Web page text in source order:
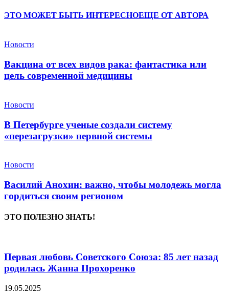
ЭТО МОЖЕТ БЫТЬ ИНТЕРЕСНОЕЩЕ ОТ АВТОРА
Новости
Вакцина от всех видов рака: фантастика или
цель современной медицины
Новости
В Петербурге ученые создали систему
«перезагрузки» нервной системы
Новости
Василий Анохин: важно, чтобы молодежь могла
гордиться своим регионом
ЭТО ПОЛЕЗНО ЗНАТЬ!
Первая любовь Советского Союза: 85 лет назад
родилась Жанна Прохоренко
19.05.2025